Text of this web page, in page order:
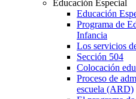
Educación Especial
Educación
Programa de
Infancia
Los servicios
Sección 504
Colocación
Proceso de
escuela (ARD)